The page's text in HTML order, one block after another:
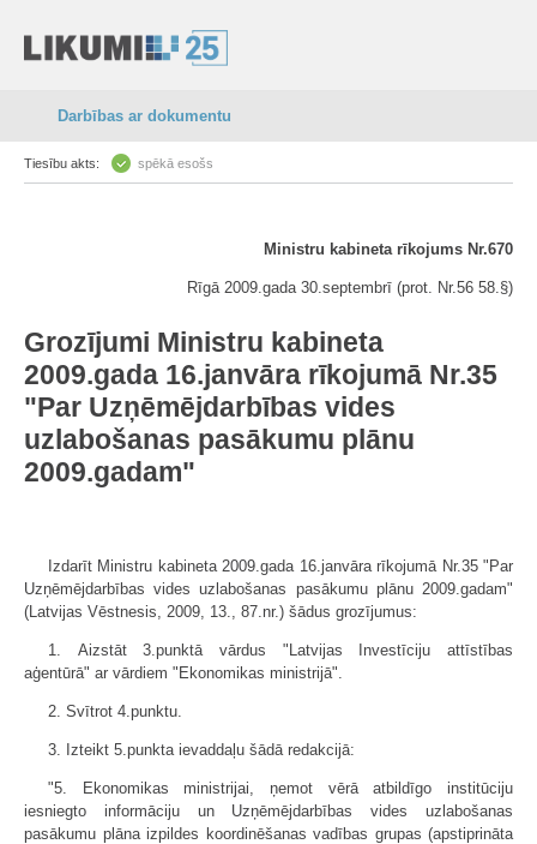
Darbības ar dokumentu
Tiesību akts: spēkā esošs
Ministru kabineta rīkojums Nr.670
Rīgā 2009.gada 30.septembrī (prot. Nr.56 58.§)
Grozījumi Ministru kabineta
2009.gada 16.janvāra rīkojumā Nr.35
"Par Uzņēmējdarbības vides
uzlabošanas pasākumu plānu
2009.gadam"
Izdarīt Ministru kabineta 2009.gada 16.janvāra rīkojumā Nr.35 "Par
Uzņēmējdarbības vides uzlabošanas pasākumu plānu 2009.gadam"
(Latvijas Vēstnesis, 2009, 13., 87.nr.) šādus grozījumus:
1. Aizstāt 3.punktā vārdus "Latvijas Investīciju attīstības
aģentūrā" ar vārdiem "Ekonomikas ministrijā".
2. Svītrot 4.punktu.
3. Izteikt 5.punkta ievaddaļu šādā redakcijā:
"5. Ekonomikas ministrijai, ņemot vērā atbildīgo institūciju
iesniegto informāciju un Uzņēmējdarbības vides uzlabošanas
pasākumu plāna izpildes koordinēšanas vadības grupas (apstiprināta